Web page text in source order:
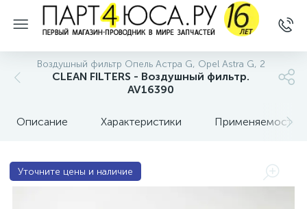
Воздушный фильтр Опель Астра G, Opel Astra G, 2
CLEAN FILTERS - Воздушный фильтр.
AV16390
Описание Характеристики Применяемость
Уточните цены и наличие